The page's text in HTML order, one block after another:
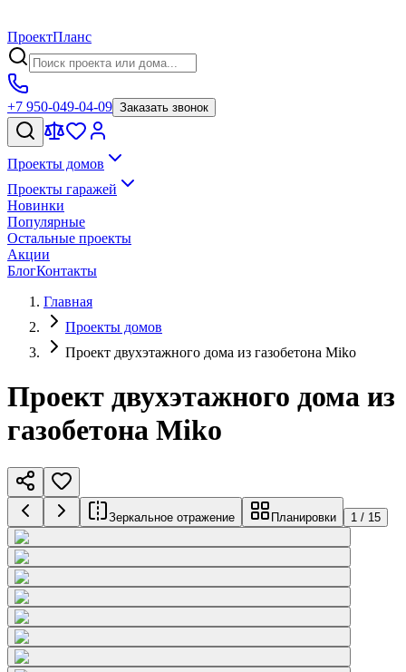
ПроектПланс
+7 950-049-04-09 Заказать звонок
Проекты домов
Проекты гаражей
Новинки
Популярные
Остальные проекты
Акции
БлогКонтакты
Главная
Проекты домов
Проект двухэтажного дома из газобетона Miko
Проект двухэтажного дома из
газобетона Miko
Зеркальное отражение Планировки 1 / 15